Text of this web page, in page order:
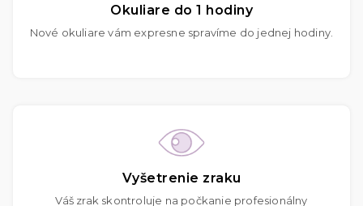
Okuliare do 1 hodiny
Nové okuliare vám expresne spravíme do jednej hodiny.
Vyšetrenie zraku
Váš zrak skontroluje na počkanie profesionálny